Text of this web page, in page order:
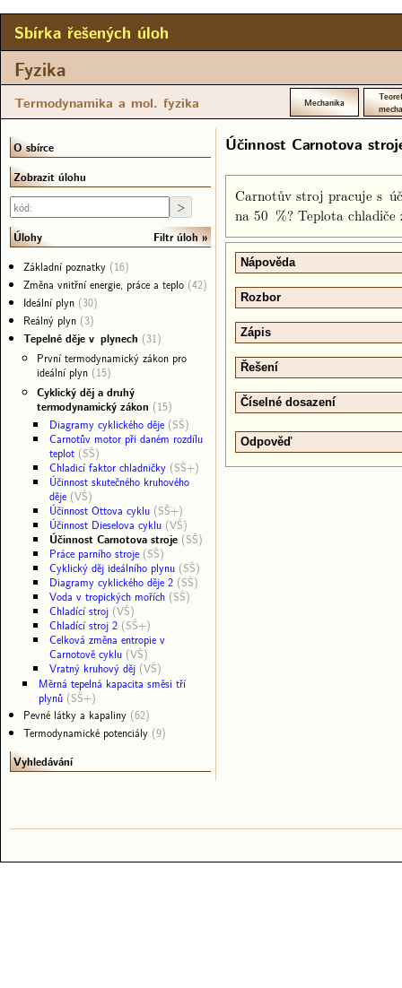
Sbírka řešených úloh
Fyzika
Termodynamika a mol. fyzika Mechanika
Účinnost Carnotova
Carnotův stroj pracuje s
na 50 %? Teplota chladiče
Nápověda
Rozbor
Zápis
Řešení
Číselné dosazení
Odpověď
O sbírce
Zobrazit úlohu
Úlohy
Filtr úloh
Základní poznatky (16)
Změna vnitřní energie, práce a teplo (42)
Ideální plyn (30)
Reálný plyn (3)
Tepelné děje v plynech (31)
První termodynamický zákon pro
ideální plyn (15)
Cyklický děj a druhý
termodynamický zákon (15)
Diagramy cyklického děje (SŠ)
Carnotův motor při daném rozdílu
teplot (SŠ)
Chladicí faktor chladničky (SŠ+)
Účinnost skutečného kruhového
děje (VŠ)
Účinnost Ottova cyklu (SŠ+)
Účinnost Dieselova cyklu (VŠ)
Účinnost Carnotova stroje (SŠ)
Práce parního stroje (SŠ)
Cyklický děj ideálního plynu (SŠ)
Diagramy cyklického děje 2 (SŠ)
Voda v tropických mořích (SŠ)
Chladící stroj (VŠ)
Chladící stroj 2 (SŠ+)
Celková změna entropie v
Carnotově cyklu (VŠ)
Vratný kruhový děj (VŠ)
Měrná tepelná kapacita směsi tří
plynů (SŠ+)
Pevné látky a kapaliny (62)
Termodynamické potenciály (9)
Vyhledávání